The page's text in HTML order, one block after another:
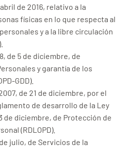
de 2016, relativo a la
físicas en lo que respecta al
y a la libre circulación
de 5 de diciembre, de
y garantía de los
GDD).
de 21 de diciembre, por el
de desarrollo de la Ley
de diciembre, de Protección de
(RDLOPD).
julio, de Servicios de la